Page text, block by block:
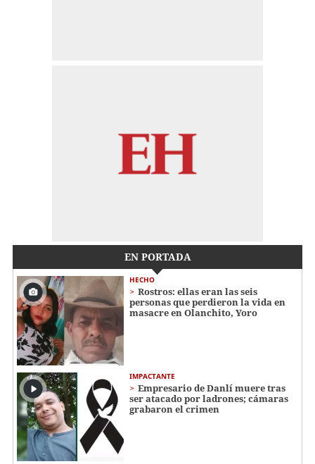
EN PORTADA
HECHO
Rostros: ellas eran las seis
personas que perdieron la vida en
masacre en Olanchito, Yoro
IMPACTANTE
Empresario de Danlí muere tras
ser atacado por ladrones; cámaras
grabaron el crimen